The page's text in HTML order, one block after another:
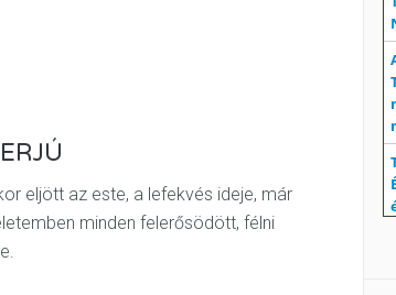
eljött az este, a lefekvés ideje, már
minden felerősödött, félni